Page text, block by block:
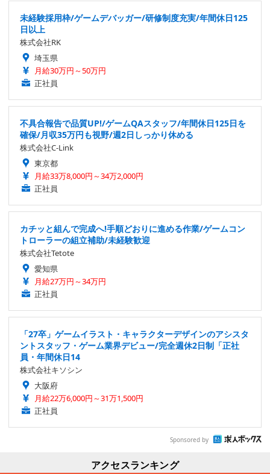
未経験採用枠/ゲームデバッガー/研修制度充実/年間休日125
日以上
株式会社RK
埼玉県
月給30万円～50万円
正社員
不具合報告で品質UP!/ゲームQAスタッフ/年間休日125日を
確保/月収35万円も視野/週2日しっかり休める
株式会社C-Link
東京都
月給33万8,000円～34万2,000円
正社員
カチッと組んで完成へ!手順どおりに進める作業/ゲームコン
トローラーの組立補助/未経験歓迎
株式会社Tetote
愛知県
月給27万円～34万円
正社員
「27卒」ゲームイラスト・キャラクターデザインのアシスタ
ントスタッフ・ゲーム業界デビュー/完全週休2日制「正社
員・年間休日14
株式会社キソシン
大阪府
月給22万6,000円～31万1,500円
正社員
Sponsored by
アクセスランキング